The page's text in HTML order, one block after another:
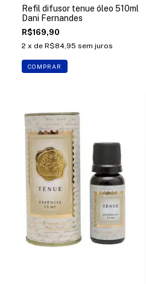
Refil difusor tenue óleo 510ml
Dani Fernandes
R$169,90
2 x de R$84,95 sem juros
COMPRAR